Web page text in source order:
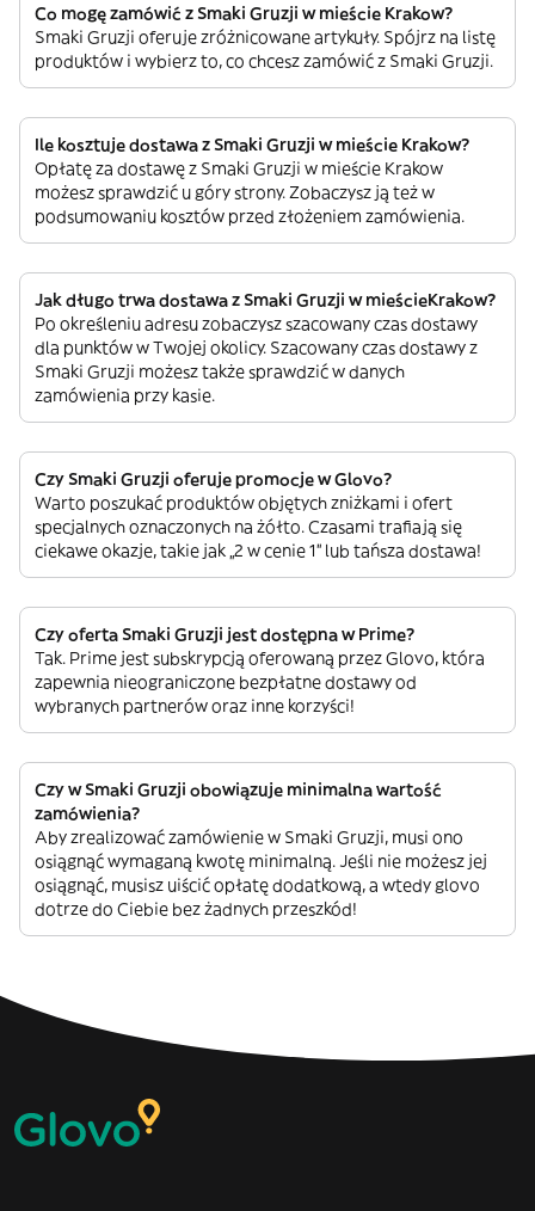
Co mogę zamówić z Smaki Gruzji w mieście Krakow?
Smaki Gruzji oferuje zróżnicowane artykuły. Spójrz na listę
produktów i wybierz to, co chcesz zamówić z Smaki Gruzji.
Ile kosztuje dostawa z Smaki Gruzji w mieście Krakow?
Opłatę za dostawę z Smaki Gruzji w mieście Krakow
możesz sprawdzić u góry strony. Zobaczysz ją też w
podsumowaniu kosztów przed złożeniem zamówienia.
Jak długo trwa dostawa z Smaki Gruzji w mieścieKrakow?
Po określeniu adresu zobaczysz szacowany czas dostawy
dla punktów w Twojej okolicy. Szacowany czas dostawy z
Smaki Gruzji możesz także sprawdzić w danych
zamówienia przy kasie.
Czy Smaki Gruzji oferuje promocje w Glovo?
Warto poszukać produktów objętych zniżkami i ofert
specjalnych oznaczonych na żółto. Czasami trafiają się
ciekawe okazje, takie jak „2 w cenie 1” lub tańsza dostawa!
Czy oferta Smaki Gruzji jest dostępna w Prime?
Tak. Prime jest subskrypcją oferowaną przez Glovo, która
zapewnia nieograniczone bezpłatne dostawy od
wybranych partnerów oraz inne korzyści!
Czy w Smaki Gruzji obowiązuje minimalna wartość
zamówienia?
Aby zrealizować zamówienie w Smaki Gruzji, musi ono
osiągnąć wymaganą kwotę minimalną. Jeśli nie możesz jej
osiągnąć, musisz uiścić opłatę dodatkową, a wtedy glovo
dotrze do Ciebie bez żadnych przeszkód!